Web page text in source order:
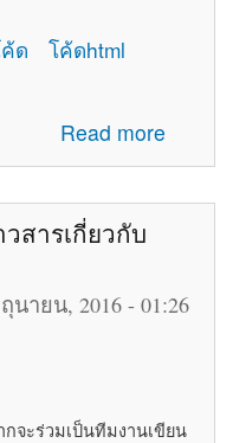
ด
โค้ดhtml
Read more
เว็บไซต์ blogger ร้านค้า
ให้สวยงาม
สารเกี่ยวกับ
นายน, 2016 - 01:26
จะร่วมเป็นทีมงานเขียน